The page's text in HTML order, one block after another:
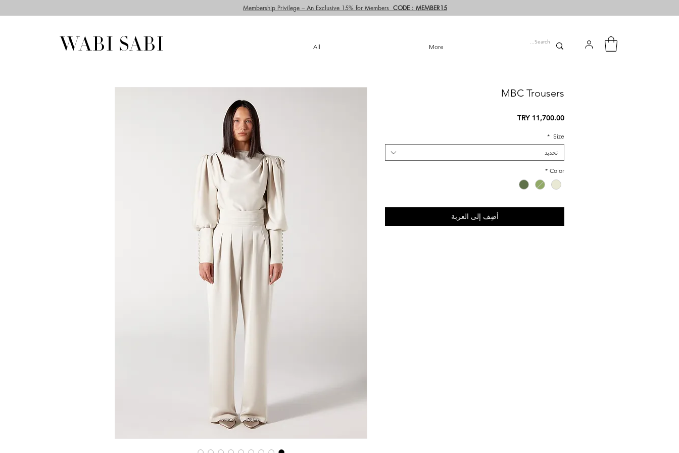
WABI SABI All More
Membership Privilege – An Exclusive 15% for Members CODE : MEMBER15
MBC Trousers
السعر
Size
*
تحديد
Color
*
أضِف إلى العربة